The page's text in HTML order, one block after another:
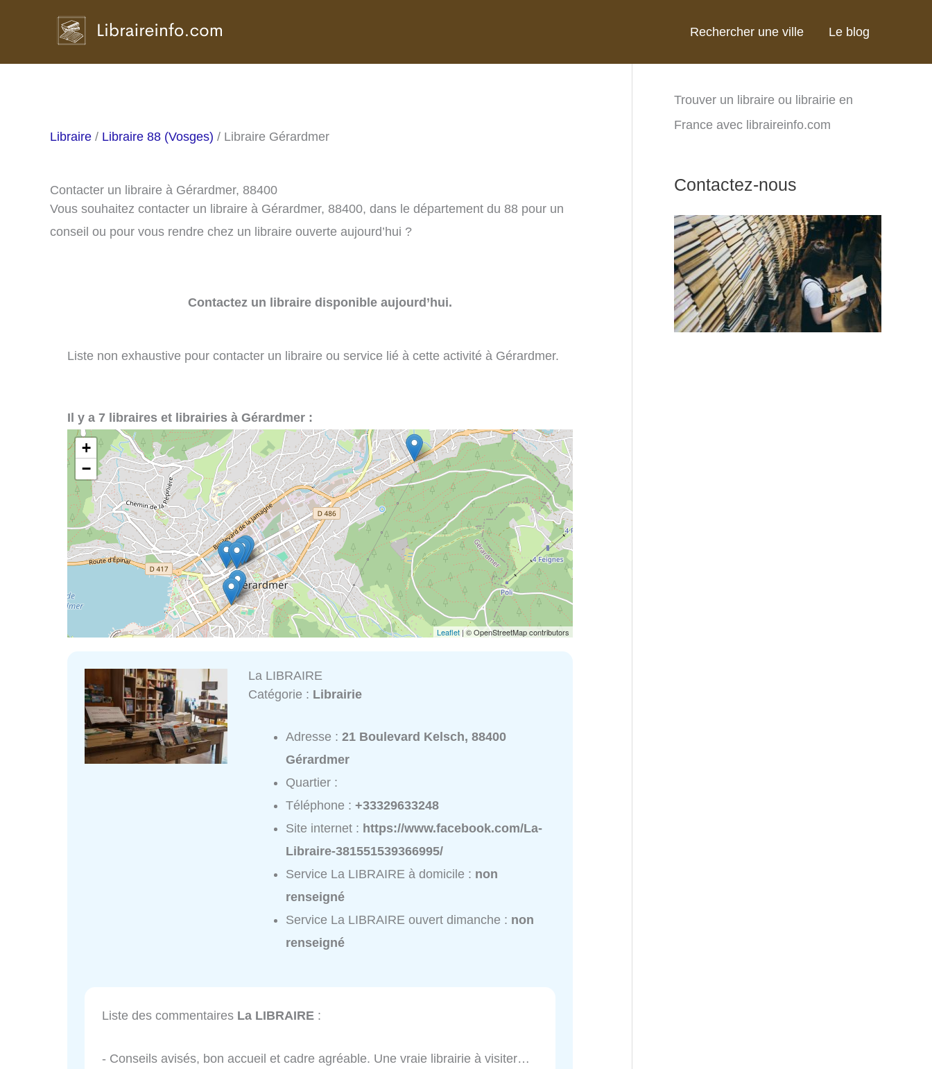
Rechercher une ville Le blog
Libraire / Libraire 88 (Vosges) / Libraire Gérardmer
Contacter un libraire à Gérardmer, 88400
Vous souhaitez contacter un libraire à Gérardmer, 88400, dans le département du 88 pour un
conseil ou pour vous rendre chez un libraire ouverte aujourd’hui ?
Contactez un libraire disponible aujourd’hui.
Liste non exhaustive pour contacter un libraire ou service lié à cette activité à Gérardmer.
Il y a 7 libraires et librairies à Gérardmer :
+
−
Leaflet| © OpenStreetMap contributors
La LIBRAIRE
Catégorie : Librairie
Adresse :21 Boulevard Kelsch, 88400
Gérardmer
Quartier :
Téléphone :+33329633248
Site internet : https://www.facebook.com/La-
Libraire-381551539366995/
Service La LIBRAIRE à domicile : non
renseigné
Service La LIBRAIRE ouvert dimanche : non
renseigné
Liste des commentaires La LIBRAIRE :
- Conseils avisés, bon accueil et cadre agréable. Une vraie librairie à visiter…
Trouver un libraire ou librairie en
France avec libraireinfo.com
Contactez-nous